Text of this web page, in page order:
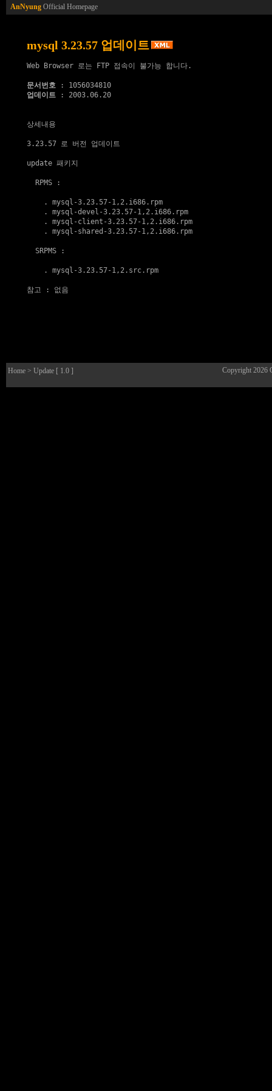
AnNyung Official Homepage
mysql 3.23.57 업데이트
Web Browser 로는 FTP 접속이 불가능 합니다.
문서번호
업데이트 : 2003.06.20
상세내용
3.23.57 로 버전 업데이트
update 패키지
  RPMS :
    .
mysql-3.23.57-1,2.i686.rpm
    .
mysql-devel-3.23.57-1,2.i686.rpm
    .
mysql-client-3.23.57-1,2.i686.rpm
    .
mysql-shared-3.23.57-1,2.i686.rpm
  SRPMS :
    .
mysql-3.23.57-1,2.src.rpm
참고 : 없음
Home > Update [ 1.0 ] Copyright 2026